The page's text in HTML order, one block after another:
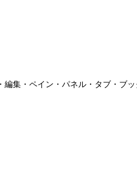
集・ペイン・パネル・タブ・ブ